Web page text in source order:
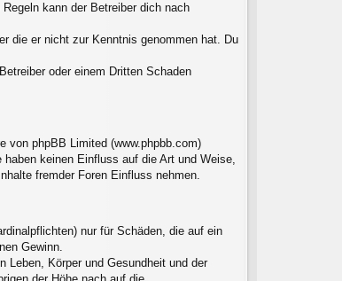
kann der Betreiber dich nach
die er nicht zur Kenntnis genommen hat. Du
oder einem Dritten Schaden
von phpBB Limited (www.phpbb.com)
keinen Einfluss auf die Art und Weise,
fremder Foren Einfluss nehmen.
nur für Schäden, die auf ein
Gewinn.
Leben, Körper und Gesundheit und der